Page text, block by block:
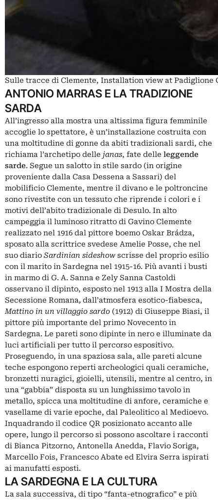
Sulle tracce di Clemente, Installation view at Padiglione
ANTONIO MARRAS E LA TRADIZIONE
SARDA
All’ingresso alla mostra una altissima figura femminile
accoglie lo spettatore, è un’installazione costruita con
una moltitudine di gonne da abiti tradizionali sardi, che
richiama l’archetipo delle janas, fate delle leggende
sarde. Segue un salotto in stile sardo (in origine
proveniente dalla Casa Dessena a Sassari) del
mobilificio Clemente, mentre il divano e le poltroncine
sono rivestite con un tessuto che riprende i colori e i
motivi dell’abito tradizionale di Desulo. In alto
campeggia il luminoso ritratto di Gavino Clemente
realizzato nel 1916 dal pittore boemo Oskar Brádza,
sposato alla scrittrice svedese Amelie Posse, che nel
suo diario Sardinian sideshow scrisse del proprio esilio
con il marito in Sardegna nel 1915-16. Più avanti i busti
in marmo di G. A. Sanna e Zely Sanna Castoldi
osservano il dipinto, esposto nel 1913 alla I Mostra della
Secessione Romana, dall’atmosfera esotico-fiabesca,
Mattino in un villaggio sardo (1912) di Giuseppe Biasi, il
pittore più importante del primo Novecento in
Sardegna. Le pareti sono dipinte in nero e illuminate da
luci artificiali per tutto il percorso espositivo.
Proseguendo, in una spaziosa sala, alle pareti alcune
teche espongono reperti archeologici quali ceramiche,
bronzetti nuragici, gioielli, utensili, mentre al centro, in
una “gabbia” disposta su un lunghissimo tavolo in
metallo, spicca una moltitudine di anfore, ceramiche e
vasellame di varie epoche, dal Paleolitico al Medioevo.
Inquadrando il codice QR posizionato accanto alle
opere, lungo il percorso si possono ascoltare i racconti
di Bianca Pitzorno, Antonella Anedda, Flavio Soriga,
Marcello Fois, Francesco Abate ed Elvira Serra ispirati
ai manufatti esposti.
LA SARDEGNA E LA CULTURA
La sala successiva, di tipo “fanta-etnografico” e più